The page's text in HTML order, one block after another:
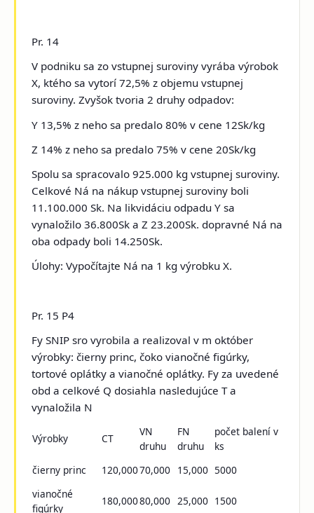
Pr. 14
V podniku sa zo vstupnej suroviny vyrába výrobok
X, ktého sa vytorí 72,5% z objemu vstupnej
suroviny. Zvyšok tvoria 2 druhy odpadov:
Y 13,5% z neho sa predalo 80% v cene 12Sk/kg
Z 14% z neho sa predalo 75% v cene 20Sk/kg
Spolu sa spracovalo 925.000 kg vstupnej suroviny.
Celkové Ná na nákup vstupnej suroviny boli
11.100.000 Sk. Na likvidáciu odpadu Y sa
vynaložilo 36.800Sk a Z 23.200Sk. dopravné Ná na
oba odpady boli 14.250Sk.
Úlohy: Vypočítajte Ná na 1 kg výrobku X.
Pr. 15 P4
Fy SNIP sro vyrobila a realizoval v m október
výrobky: čierny princ, čoko vianočné figúrky,
tortové oplátky a vianočné oplátky. Fy za uvedené
obd a celkové Q dosiahla nasledujúce T a
vynaložila N
Výrobky CT
VN
druhu
FN
druhu
počet balení v
ks
čierny princ
120,00070,000 15,000 5000
vianočné
figúrky
180,00080,000 25,000 1500